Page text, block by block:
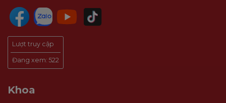
Lượt truy cập
Đang xem: 522
Khoa